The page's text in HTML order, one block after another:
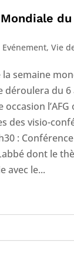
du
Evénement, Vie
la semaine
déroulera du 6
occasion
des visio-
:
dont le
avec le...